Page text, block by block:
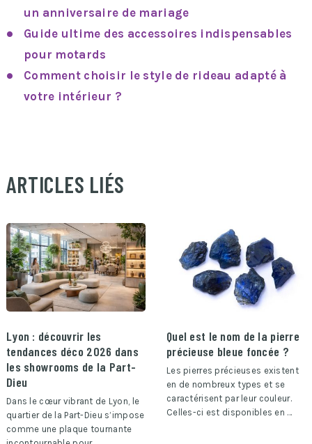
un anniversaire de mariage
Guide ultime des accessoires indispensables
pour motards
Comment choisir le style de rideau adapté à
votre intérieur ?
ARTICLES LIÉS
Lyon : découvrir les
tendances déco 2026 dans
les showrooms de la Part-
Dieu
Dans le cœur vibrant de Lyon, le
quartier de la Part-Dieu s’impose
comme une plaque tournante
Quel est le nom de la pierre
précieuse bleue foncée ?
Les pierres précieuses existent
en de nombreux types et se
caractérisent par leur couleur.
Celles-ci est disponibles en …